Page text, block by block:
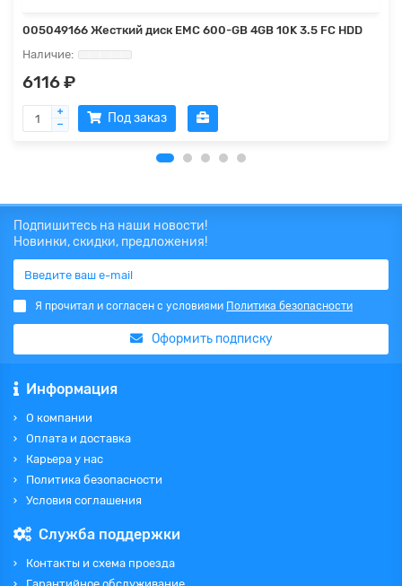
005049166 Жесткий диск EMC 600-GB 4GB 10K 3.5 FC HDD
6116 ₽
Под заказ
Подпишитесь на наши новости!
Новинки, скидки, предложения!
Я прочитал и согласен с условиями Политика безопасности
Оформить подписку
Информация
О компании
Оплата и доставка
Карьера у нас
Политика безопасности
Условия соглашения
Служба поддержки
Контакты и схема проезда